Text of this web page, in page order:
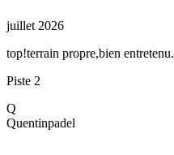
juillet 2026
top!terrain propre,bien entretenu.
Piste 2
Q
Quentinpadel